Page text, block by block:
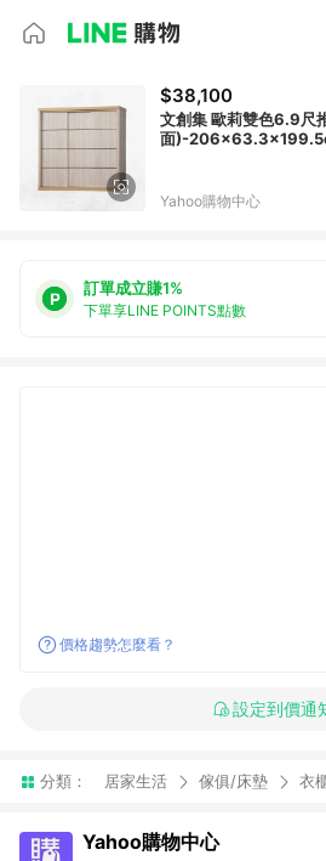
$38,100
文創集 歐莉雙色6.9尺
面)-
Yahoo購物中心
訂單成立賺1%
下單享LINE POINTS點數
價格趨勢怎麼看？
設定到價通
分類： 居家生活 傢俱/床墊 衣
Yahoo購物中心